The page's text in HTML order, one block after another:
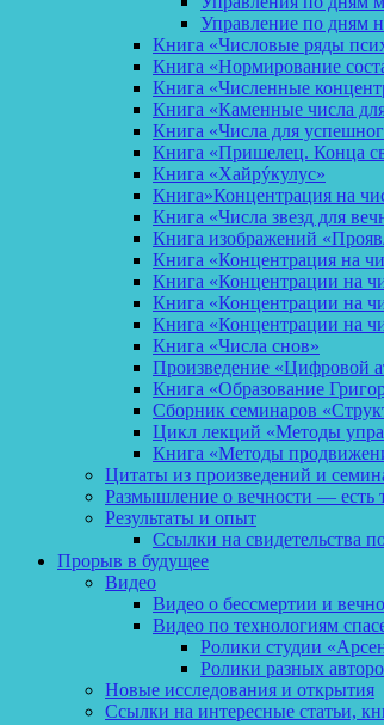
Управление по дням
Книга «Числовые ряды
Книга «Нормирование
Книга «Численные
Книга «Каменные числа
Книга «Числа для
Книга «Пришелец. Конца
Книга «Хайрýкулус»
Книга»Концентрация на
Книга «Числа звезд для
Книга изображений
Книга «Концентрация на
Книга «Концентрации на
Книга «Концентрации на
Книга «Концентрации на
Книга «Числа снов»
Произведение «Цифровой
Книга «Образование
Сборник семинаров
Цикл лекций «Методы
Книга «Методы
Цитаты из произведений и
Размышление о вечности — есть
Результаты и опыт
Ссылки на свидетельства
Прорыв в будущее
Видео
Видео о бессмертии и
Видео по технологиям
Ролики студии
Ролики разных
Новые исследования и открытия
Ссылки на интересные статьи,